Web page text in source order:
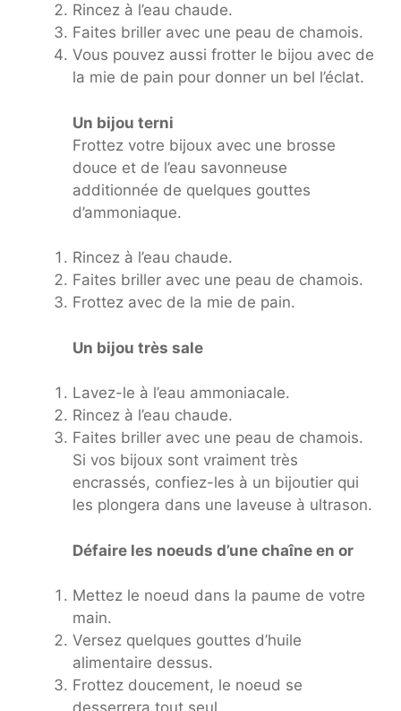
Rincez à l’eau chaude.
Faites briller avec une peau de chamois.
Vous pouvez aussi frotter le bijou avec de
la mie de pain pour donner un bel l’éclat.
Un bijou terni
Frottez votre bijoux avec une brosse
douce et de l’eau savonneuse
additionnée de quelques gouttes
d’ammoniaque.
Rincez à l’eau chaude.
Faites briller avec une peau de chamois.
Frottez avec de la mie de pain.
Un bijou très sale
Lavez-le à l’eau ammoniacale.
Rincez à l’eau chaude.
Faites briller avec une peau de chamois.
Si vos bijoux sont vraiment très
encrassés, confiez-les à un bijoutier qui
les plongera dans une laveuse à ultrason.
Défaire les noeuds d’une chaîne en or
Mettez le noeud dans la paume de votre
main.
Versez quelques gouttes d’huile
alimentaire dessus.
Frottez doucement, le noeud se